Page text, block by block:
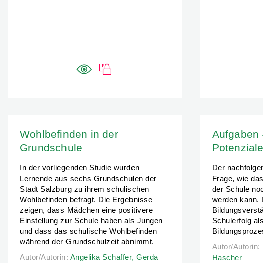
Wohlbefinden in der
Grundschule
In der vorliegenden Studie wurden
Lernende aus sechs Grundschulen der
Stadt Salzburg zu ihrem schulischen
Wohlbefinden befragt. Die Ergebnisse
zeigen, dass Mädchen eine positivere
Einstellung zur Schule haben als Jungen
und dass das schulische Wohlbefinden
während der Grundschulzeit abnimmt.
Autor/Autorin: Angelika Schaffer, Gerda Hagenauer, Tina Hascher
Autor/Autorin: Angelika Schaffer, Gerda
Aufgaben
Der
Frage, wie
der Schule
werden kann.
Schulerfolg
Autor/Autorin:
Autor/Autorin:
Hascher